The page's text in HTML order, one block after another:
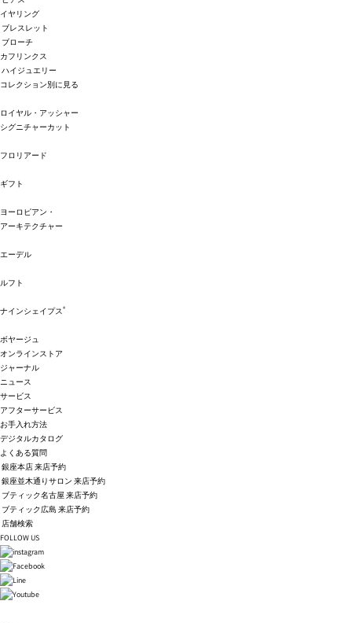
イヤリング
ブレスレット
ブローチ
カフリンクス
ハイジュエリー
コレクション別に見る
ロイヤル・アッシャー
シグニチャーカット
フロリアード
ギフト
ヨーロピアン・
アーキテクチャー
エーデル
ルフト
ナインシェイプス®
ボヤージュ
オンラインストア
ジャーナル
ニュース
サービス
アフターサービス
お手入れ方法
デジタルカタログ
よくある質問
銀座本店 来店予約
銀座並木通りサロン 来店予約
ブティック名古屋 来店予約
ブティック広島 来店予約
店舗検索
FOLLOW US